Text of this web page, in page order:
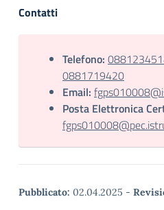
Contatti
Telefono:
0881719420
Email:
Posta Elettronica
Pubblicato: 02.04.2025 -